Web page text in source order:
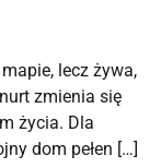
lecz żywa,
zmienia się
życia. Dla
dom pełen […]